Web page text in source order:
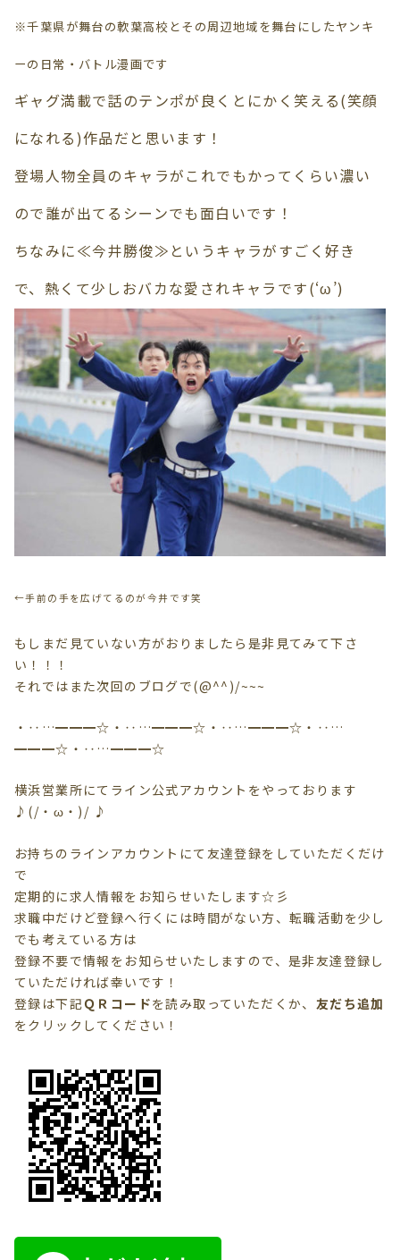
※千葉県が舞台の軟葉高校とその周辺地域を舞台にしたヤンキ
ーの日常・バトル漫画です
ギャグ満載で話のテンポが良くとにかく笑える(笑顔
になれる)作品だと思います！
登場人物全員のキャラがこれでもかってくらい濃い
ので誰が出てるシーンでも面白いです！
ちなみに≪今井勝俊≫というキャラがすごく好き
で、熱くて少しおバカな愛されキャラです(‘ω’)
←手前の手を広げてるのが今井です笑
もしまだ見ていない方がおりましたら是非見てみて下さ
い！！！
それではまた次回のブログで(@^^)/~~~
・‥…━━━☆・‥…━━━☆・‥…━━━☆・‥…
━━━☆・‥…━━━☆
横浜営業所にてライン公式アカウントをやっております
♪(/・ω・)/ ♪
お持ちのラインアカウントにて友達登録をしていただくだけ
で
定期的に求人情報をお知らせいたします☆彡
求職中だけど登録へ行くには時間がない方、転職活動を少し
でも考えている方は
登録不要で情報を お知らせいたしますので、是非友達登録し
ていただければ幸いです！
登録は下記ＱＲコードを読み取っていただくか、 友だち追加
をクリック してください！